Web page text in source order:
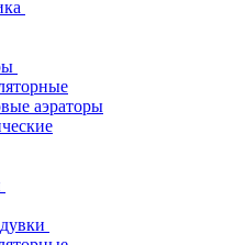
аэраторы